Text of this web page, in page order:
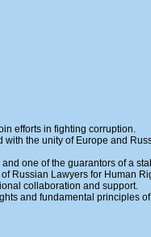
efforts in fighting corruption.
the unity of Europe and
one of the guarantors of a
Russian Lawyers for Human
collaboration and support.
and fundamental principles